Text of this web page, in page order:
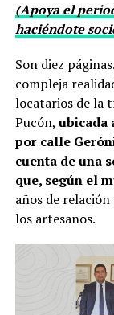
(Apoya el
haciéndote
Son diez
compleja
locatarios de la
Pucón, ubicada
por calle
cuenta de una
que, según el
años de
los artesanos.